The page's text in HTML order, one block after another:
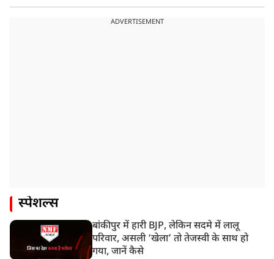
ADVERTISEMENT
स्पेशल्स
बांकीपुर में हारी BJP, लेकिन सदमे में लालू
परिवार, असली ‘खेला’ तो तेजस्वी के साथ हो
गया, जानें कैसे